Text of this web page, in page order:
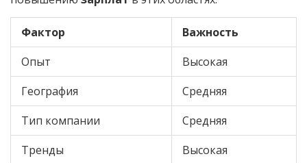
Фактор
Важность
Опыт
Высокая
География
Средняя
Тип компании
Средняя
Тренды
Высокая